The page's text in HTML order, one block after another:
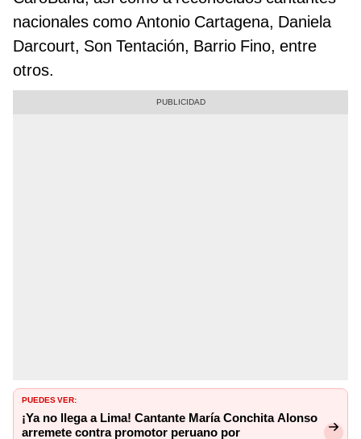
nacionales como Antonio Cartagena, Daniela
Darcourt, Son Tentación, Barrio Fino, entre
otros.
PUEDES VER:
¡Ya no llega a Lima! Cantante María Conchita Alonso
arremete contra promotor peruano por